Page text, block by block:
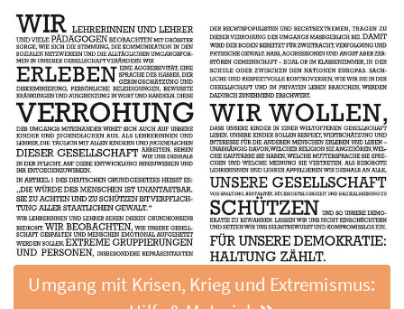
Umgang mit Krisen, Krieg und Extremismus: